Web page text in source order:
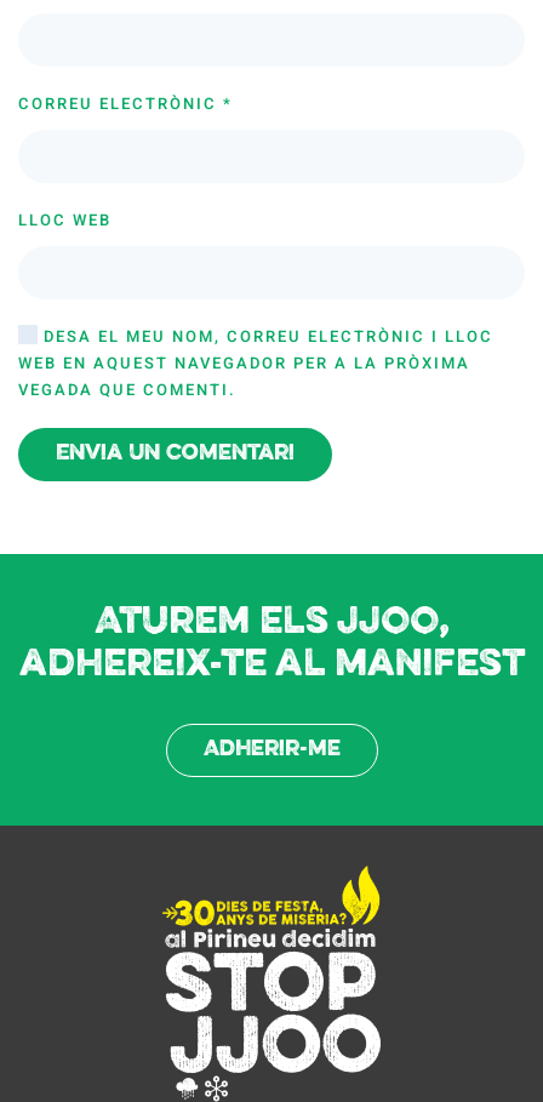
CORREU ELECTRÒNIC *
LLOC WEB
DESA EL MEU NOM, CORREU ELECTRÒNIC I LLOC
WEB EN AQUEST NAVEGADOR PER A LA PRÒXIMA
VEGADA QUE COMENTI.
Envia un comentari
Aturem els JJOO,
adhereix-te al manifest
Adherir-me